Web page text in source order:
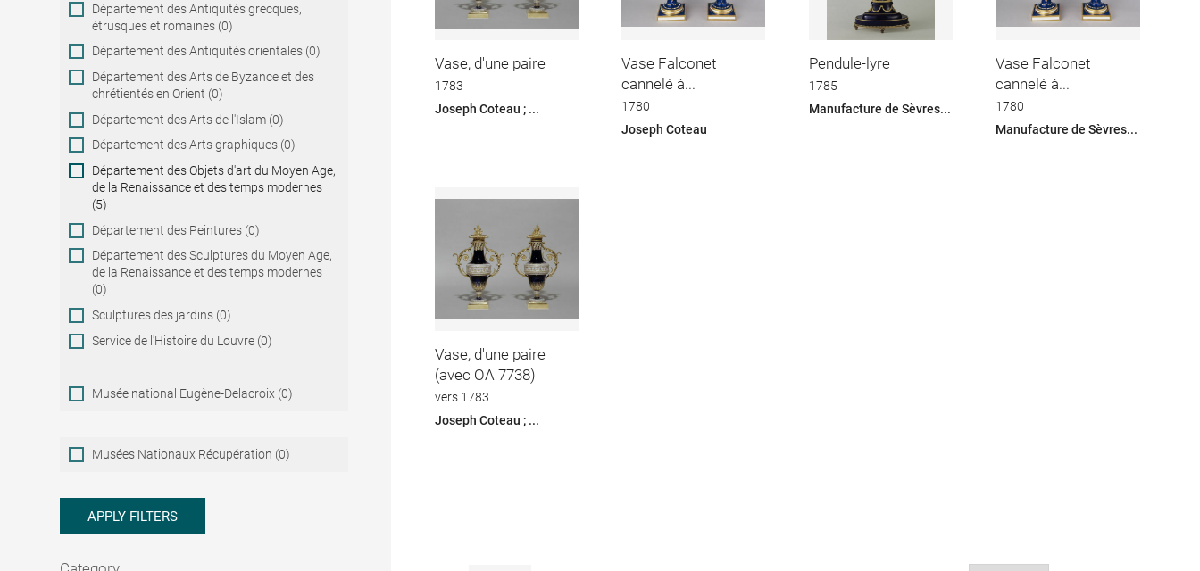
Département des Antiquités grecques,
étrusques et romaines (0)
Département des Antiquités orientales (0)
Département des Arts de Byzance et des
chrétientés en Orient (0)
Département des Arts de l'Islam (0)
Département des Arts graphiques (0)
Département des Objets d'art du Moyen Age,
de la Renaissance et des temps modernes
(5)
Département des Peintures (0)
Département des Sculptures du Moyen Age,
de la Renaissance et des temps modernes
(0)
Sculptures des jardins (0)
Service de l'Histoire du Louvre (0)
Musée national Eugène-Delacroix (0)
Musées
Nationaux
Musées Nationaux Récupération (0)
APPLY FILTERS
Vase, d'une paire
1783
Joseph Coteau ; ...
Vase Falconet
cannelé à...
1780
Joseph Coteau
Pendule-lyre
1785
Manufacture de Sèvres...
Vase Falconet
cannelé à...
1780
Manufacture de Sèvres...
Vase, d'une paire
(avec OA 7738)
vers 1783
Joseph Coteau ; ...